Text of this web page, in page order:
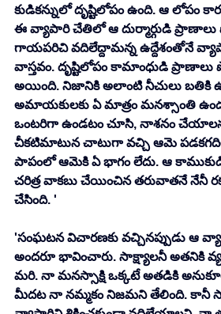
కుడికన్నులో దృష్టిలోపం ఉంది. ఆ లోపం
ఈ వ్యాపారి చేతిలో ఆ దుర్మార్గుడి
గాయపరిచి వదిలేద్దామన్న ఉద్దేశంతోనే
వాస్తవం. దృష్టిలోపం కామాంధుడి
అయింది. నిజానికి అలాంటి నీచులు బతికి
అమాయకులకు ఏ మాత్రం మనశ్సాంతి
ఒంటరిగా ఉండటం చూసి, నాశనం చేయాలన్న
చీకటిమాటున చాటుగా వచ్చి ఆమె
పాపంలో ఆమెకి ఏ భాగం లేదు. ఆ కాముకుడి
చరిత్ర వాకబు చేయించిన తరువాతనే నేనీ
చేసింది. '
'సంఘటన విచారణకు వచ్చినప్పుడు ఆ
అందరూ భావించారు. సాక్ష్యాలనీ అతనికి
మరి. నా మనస్సాక్షి ఒక్కటే అతడికి
మీదట నా నమ్మకం నిజమని తేలింది. కానీ